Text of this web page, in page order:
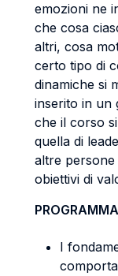
emozioni ne
che cosa
altri, cosa
certo tipo di
dinamiche si
inserito in un
che il corso
quella di
altre persone
obiettivi di
I